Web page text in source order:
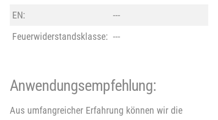
EN:
---
Feuerwiderstandsklasse: ---
Anwendungsempfehlung:
Aus umfangreicher Erfahrung können wir die